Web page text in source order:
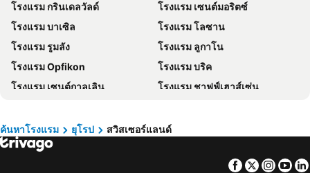
โรงแรม ภาคตะวันออกเฉียงเหนือ
โรงแรม Schaffhausen
โรงแรม มาเก๊า
โรงแรม ไทเป
โรงแรม ทัสคานี
โรงแรม บาหลี
โรงแรม คาเมรอนไฮแลนด์
โรงแรม จอร์เจีย
โรงแรม ลักเซมเบิร์ก
โรงแรม มัลดีฟส์
โรงแรม ซาโมส
โรงแรม ภาคใต้
โรงแรม ลิกูเรีย
โรงแรม กรินเดลวัลด์
โรงแรม เซนต์มอริตซ์
โรงแรม บาเซิล
โรงแรม โลซาน
โรงแรม รูมลัง
โรงแรม ลูกาโน
โรงแรม Opfikon
โรงแรม บริค
โรงแรม เซนต์กาลเลิน
โรงแรม ชาฟฟ์เฮาส์เซ่น
โรงแรม Wallisellen
โรงแรม โคลเตน
โรงแรม Widnau
โรงแรม คานเดอร์สเทค
ค้นหาโรงแรม ยุโรป สวิสเซอร์แลนด์
Facebook
Twitter